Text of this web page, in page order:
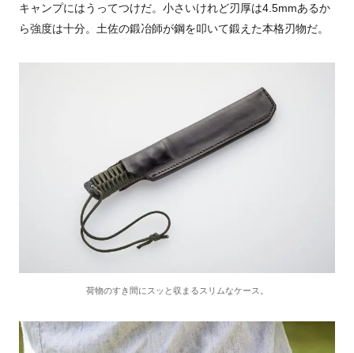
キャンプにはうってつけだ。小さいけれど刃厚は4.5mmあるか
ら強度は十分。土佐の鍛冶師が鋼を叩いて鍛えた本格刃物だ。
荷物のすき間にスッと収まるスリムなケース。